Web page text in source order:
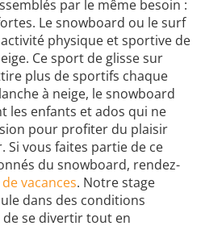
par le même besoin :
Le snowboard ou le surf
physique et sportive de
Ce sport de glisse sur
plus de sportifs chaque
à neige, le snowboard
les enfants et ados qui ne
pour profiter du plaisir
Si vous faites partie de ce
du snowboard, rendez-
vacances. Notre stage
dans des conditions
se divertir tout en